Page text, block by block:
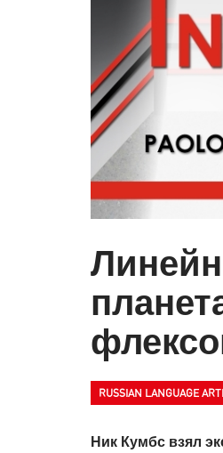
RUSSIAN LANGUAGE
Ник Кумбс взял